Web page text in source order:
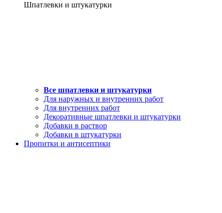
Шпатлевки и штукатурки
Все шпатлевки и штукатурки
Для наружных и внутренних работ
Для внутренних работ
Декоративные шпатлевки и штукатурки
Добавки в раствор
Добавки в штукатурки
Пропитки и антисептики